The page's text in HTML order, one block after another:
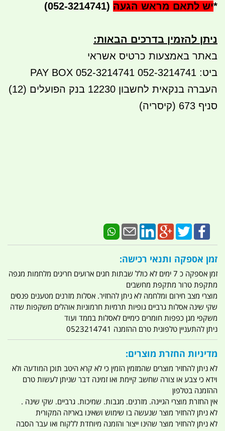
*יש לתאם מראש הגעה (052-3214741)
ניתן להזמין בדרכים הבאות:
באתר באמצעות כרטיס אשראי
ביט: 052-3214741 PAY BOX 052-3214741
העברה בנקאית לחשבון 12230 בנק הפועלים (12)
סניף 673 (קיסריה)
זמן אספקה ותנאי רכישה:
זמן אספקה כ 7 ימים לא כולל שבתות חגים ארועים חריגים מלחמות מגפה
מתקפת טרור מתקפת מחשבים
מוצרי מצב חירום ומלחמה לא ניתן להחזיר. אסלות מזרנים מטענים פנסים
שקי שינה אסלות גרביים גופיות תרמיות חרמוניות אוהלים משקפות שדה
משקפי מגן כפפות חומרים כימיים לאסלות בממד ועוד
ניתן להתעניין טלפונית טרם ההזמנה 0523214741
מדיניות החזרת מוצרים:
לא ניתן להחזיר מוצרים שהמזמין הזמין כי לא קרא היטב תוכן המודעה ולא
וידא כי צבע או צורה שחשב קיימת ואו זמינה דבר שניתן לעשות טרם
ההזמנה בטלפון
אין החזרת מוצרי הגיינה. מזרנים. מגבות. שמיכות. גרביים. שקי שינה .
לא ניתן להחזיר מוצר שנעשה בו שימוש ושאינו באריזה המקורית
לא ניתן להחזיר מוצר שהינו ייצור והזמנה מיוחדת ללקוח ואו עבר הסבה